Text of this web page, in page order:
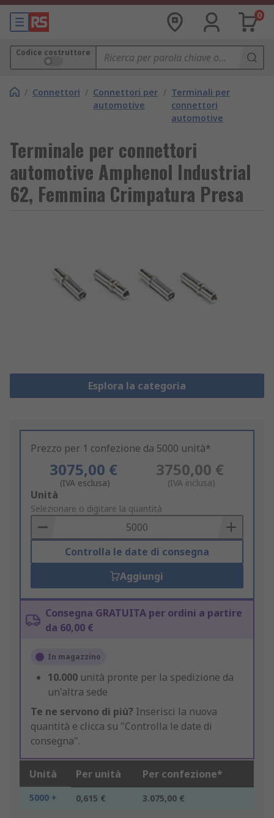
0
Codice costruttore
/ Connettori / Connettori per
automotive
/ Terminali per
connettori
automotive
Terminale per connettori
automotive Amphenol Industrial
62, Femmina Crimpatura Presa
Esplora la categoria
Prezzo per 1 confezione da 5000 unità*
3075,00 €
(IVA esclusa)
3750,00 €
(IVA inclusa)
Add
to
Basket
Unità
Selezionare o digitare la quantità
Controlla le date di consegna
Aggiungi
Consegna GRATUITA per ordini a partire
da 60,00 €
In magazzino
10.000 unità pronte per la spedizione da
un'altra sede
Te ne servono di più? Inserisci la nuova
quantità e clicca su "Controlla le date di
consegna".
Unità Per unità Per confezione*
5000 + 0,615 € 3.075,00 €